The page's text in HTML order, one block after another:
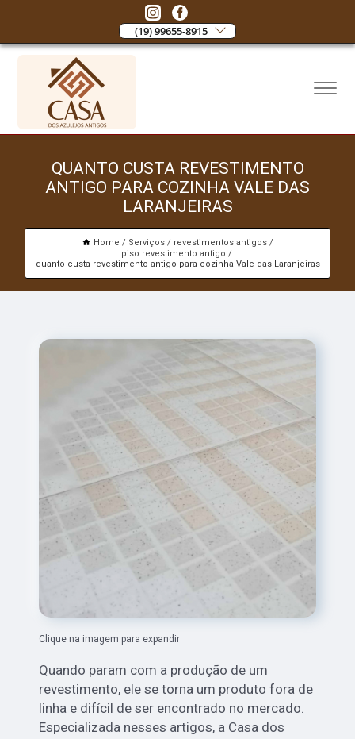
(19) 99655-8915
QUANTO CUSTA REVESTIMENTO
ANTIGO PARA COZINHA VALE DAS
LARANJEIRAS
Home Serviços
revestimentos antigos
piso revestimento antigo
quanto custa revestimento antigo para cozinha Vale das Laranjeiras
Clique na imagem para expandir
Quando param com a produção de um
revestimento, ele se torna um produto fora de
linha e difícil de ser encontrado no mercado.
Especializada nesses artigos, a Casa dos